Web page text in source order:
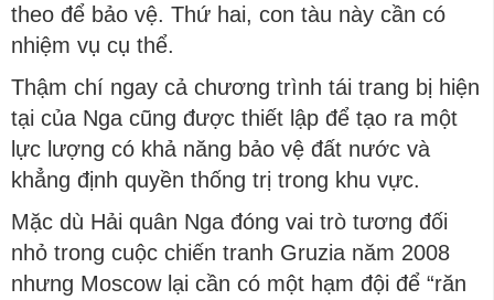
theo để bảo vệ. Thứ hai, con tàu này cần có
nhiệm vụ cụ thể.
Thậm chí ngay cả chương trình tái trang bị hiện
tại của Nga cũng được thiết lập để tạo ra một
lực lượng có khả năng bảo vệ đất nước và
khẳng định quyền thống trị trong khu vực.
Mặc dù Hải quân Nga đóng vai trò tương đối
nhỏ trong cuộc chiến tranh Gruzia năm 2008
nhưng Moscow lại cần có một hạm đội để “răn